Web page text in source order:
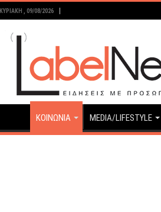
ΚΥΡΙΑΚΉ , 09/08/2026
ΚΟΙΝΩΝΙΑ MEDIA/LIFESTYLE